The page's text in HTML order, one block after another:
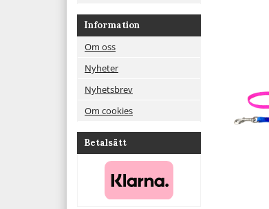
Information
Om oss
Nyheter
Nyhetsbrev
Om cookies
Betalsätt